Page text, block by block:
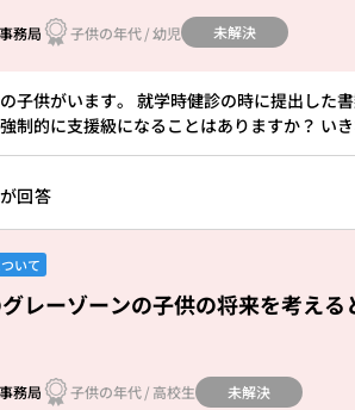
務局 子供の年代/幼児 未解決
子供がいます。 就学時健診の時に提出した
制的に支援級になることはありますか？ い
が回答
いて
レーゾーンの子供の将来を考え
務局 子供の年代/ 高校生 未解決